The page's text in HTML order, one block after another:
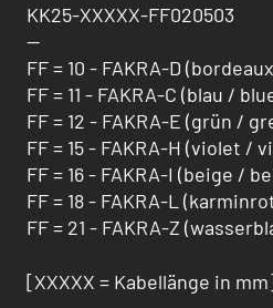
KK25-XXXXX-FF020503
--
FF = 10 - FAKRA-D
FF = 11 - FAKRA-C (blau /
FF = 12 - FAKRA-E (grün /
FF = 15 - FAKRA-H (violet /
FF = 16 - FAKRA-I (beige /
FF = 18 - FAKRA-L
FF = 21 - FAKRA-Z
[XXXXX = Kabellänge in